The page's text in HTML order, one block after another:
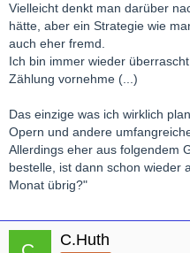
Vielleicht denkt man darüber
hätte, aber ein Strategie wie
auch eher fremd.
Ich bin immer wieder
Zählung vornehme (...)
Das einzige was ich wirklich
Opern und andere
Allerdings eher aus folgendem
bestelle, ist dann schon wieder
Monat übrig?"
C.Huth